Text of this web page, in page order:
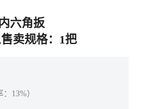
六角扳
卖规格：1把
：13%）